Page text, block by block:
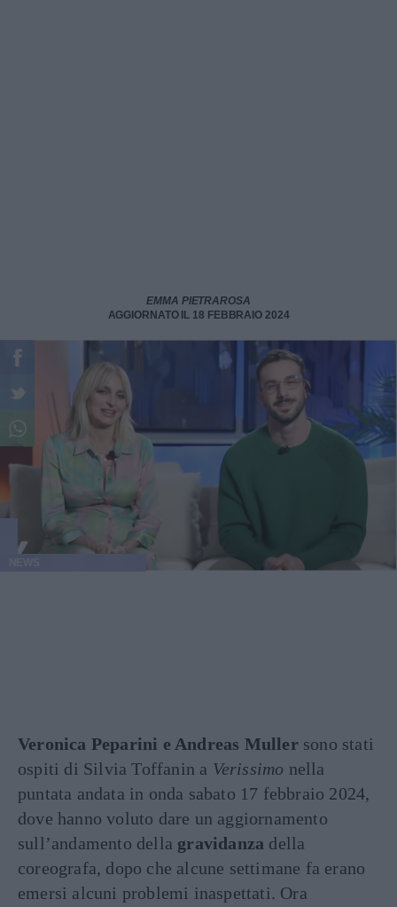
EMMA PIETRAROSA
AGGIORNATO IL 18 FEBBRAIO 2024
Veronica Peparini e Andreas Mullersono stati
ospiti di Silvia Toffanin a Verissimo nella
puntata andata in onda sabato 17 febbraio 2024,
dove hanno voluto dare un aggiornamento
sull’andamento della gravidanza della
coreografa, dopo che alcune settimane fa erano
emersi alcuni problemi inaspettati. Ora